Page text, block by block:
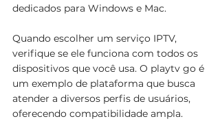
dedicados para Windows e Mac.
Quando escolher um serviço IPTV,
verifique se ele funciona com todos os
dispositivos que você usa. O playtv go é
um exemplo de plataforma que busca
atender a diversos perfis de usuários,
oferecendo compatibilidade ampla.